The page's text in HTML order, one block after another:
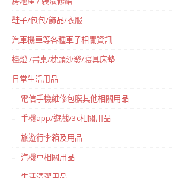
鞋子/包包/飾品/衣服
汽車機車等各種車子相關資訊
檯燈 /書桌/枕頭沙發/寢具床墊
日常生活用品
電信手機維修包膜其他相關用品
手機app/遊戲/3c相關用品
旅遊行李箱及用品
汽機車相關用品